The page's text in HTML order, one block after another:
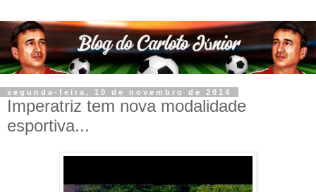
segunda-feira, 10 de novembro de 2014
Imperatriz tem nova modalidade
esportiva...